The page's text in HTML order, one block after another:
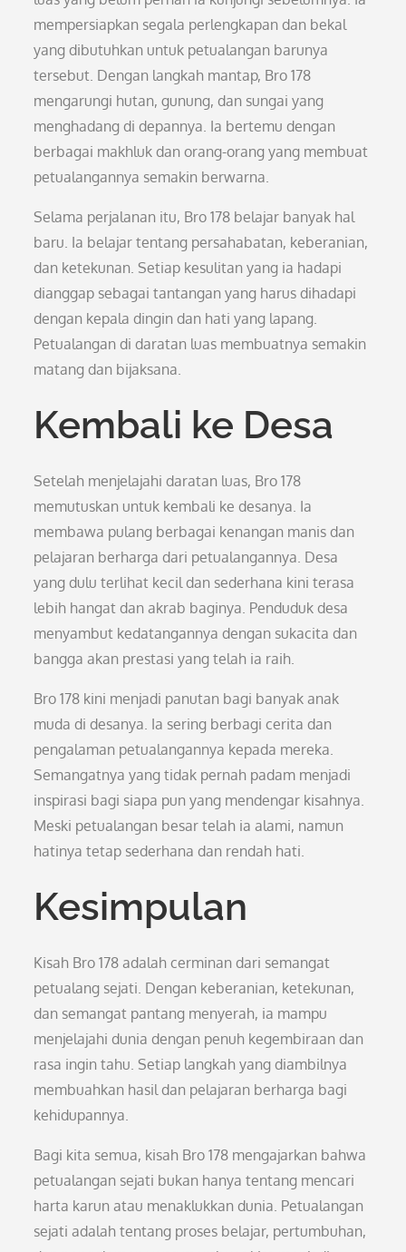
mempersiapkan segala perlengkapan dan bekal
yang dibutuhkan untuk petualangan barunya
tersebut. Dengan langkah mantap, Bro 178
mengarungi hutan, gunung, dan sungai yang
menghadang di depannya. Ia bertemu dengan
berbagai makhluk dan orang-orang yang membuat
petualangannya semakin berwarna.
Selama perjalanan itu, Bro 178 belajar banyak hal
baru. Ia belajar tentang persahabatan, keberanian,
dan ketekunan. Setiap kesulitan yang ia hadapi
dianggap sebagai tantangan yang harus dihadapi
dengan kepala dingin dan hati yang lapang.
Petualangan di daratan luas membuatnya semakin
matang dan bijaksana.
Kembali ke Desa
Setelah menjelajahi daratan luas, Bro 178
memutuskan untuk kembali ke desanya. Ia
membawa pulang berbagai kenangan manis dan
pelajaran berharga dari petualangannya. Desa
yang dulu terlihat kecil dan sederhana kini terasa
lebih hangat dan akrab baginya. Penduduk desa
menyambut kedatangannya dengan sukacita dan
bangga akan prestasi yang telah ia raih.
Bro 178 kini menjadi panutan bagi banyak anak
muda di desanya. Ia sering berbagi cerita dan
pengalaman petualangannya kepada mereka.
Semangatnya yang tidak pernah padam menjadi
inspirasi bagi siapa pun yang mendengar kisahnya.
Meski petualangan besar telah ia alami, namun
hatinya tetap sederhana dan rendah hati.
Kesimpulan
Kisah Bro 178 adalah cerminan dari semangat
petualang sejati. Dengan keberanian, ketekunan,
dan semangat pantang menyerah, ia mampu
menjelajahi dunia dengan penuh kegembiraan dan
rasa ingin tahu. Setiap langkah yang diambilnya
membuahkan hasil dan pelajaran berharga bagi
kehidupannya.
Bagi kita semua, kisah Bro 178 mengajarkan bahwa
petualangan sejati bukan hanya tentang mencari
harta karun atau menaklukkan dunia. Petualangan
sejati adalah tentang proses belajar, pertumbuhan,